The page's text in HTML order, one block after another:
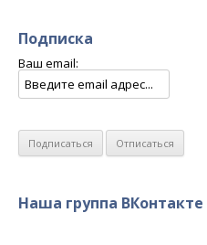
Подписка
Ваш email:
Наша группа ВКонтакте